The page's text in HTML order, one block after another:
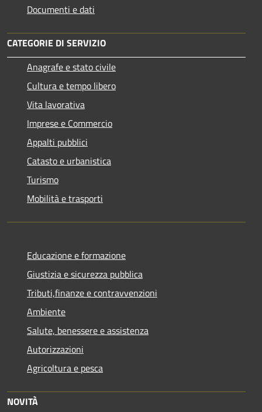
Documenti e dati
CATEGORIE DI SERVIZIO
Anagrafe e stato civile
Cultura e tempo libero
Vita lavorativa
Imprese e Commercio
Appalti pubblici
Catasto e urbanistica
Turismo
Mobilità e trasporti
Educazione e formazione
Giustizia e sicurezza pubblica
Tributi,finanze e contravvenzioni
Ambiente
Salute, benessere e assistenza
Autorizzazioni
Agricoltura e pesca
NOVITÀ